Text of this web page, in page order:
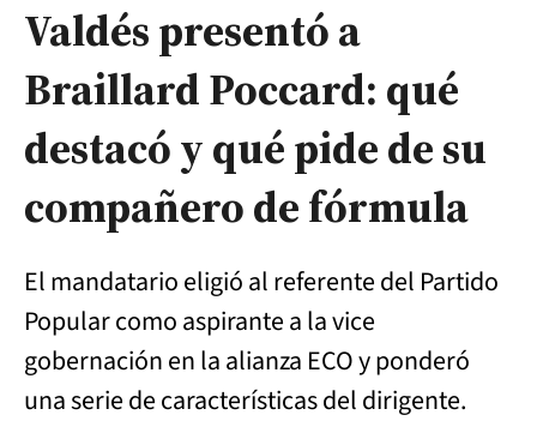
Valdés presentó a
Braillard Poccard: qué
destacó y qué pide de su
compañero de fórmula
El mandatario eligió al referente del Partido
Popular como aspirante a la vice
gobernación en la alianza ECO y ponderó
una serie de características del dirigente.